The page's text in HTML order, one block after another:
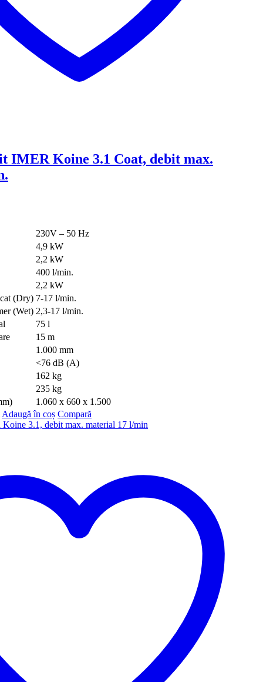
IMER Koine 3.1 Coat, debit max.
230V – 50 Hz
4,9 kW
2,2 kW
400 l/min.
2,2 kW
(Dry) 7-17 l/min.
(Wet) 2,3-17 l/min.
75 l
15 m
1.000 mm
<76 dB (A)
162 kg
235 kg
1.060 x 660 x 1.500
Adaugă în coș Compară